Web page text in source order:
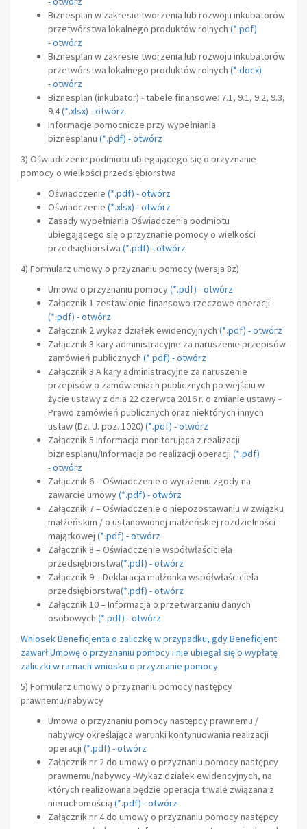
Biznesplan w zakresie tworzenia lub rozwoju inkubatorów
przetwórstwa lokalnego produktów rolnych (*.pdf)
-otwórz
Biznesplan w zakresie tworzenia lub rozwoju inkubatorów
przetwórstwa lokalnego produktów rolnych (*.docx)
-otwórz
Biznesplan (inkubator) - tabele finansowe: 7.1, 9.1, 9.2, 9.3,
9.4(*.xlsx) -otwórz
Informacje pomocnicze przy wypełniania
biznesplanu (*.pdf) -otwórz
3) Oświadczenie podmiotu ubiegającego się o przyznanie
pomocy o wielkości przedsiębiorstwa
Oświadczenie (*.pdf) -otwórz
Oświadczenie (*.xlsx) -otwórz
Zasady wypełniania Oświadczenia podmiotu
ubiegającego się o przyznanie pomocy o wielkości
przedsiębiorstwa (*.pdf) -otwórz
4) Formularz umowy o przyznaniu pomocy(wersja 8z)
Umowa o przyznaniu pomocy(*.pdf) -otwórz
Załącznik 1 zestawienie finansowo-rzeczowe operacji
(*.pdf) -otwórz
Załącznik 2 wykaz działek ewidencyjnych (*.pdf) -otwórz
Załącznik 3 kary administracyjne za naruszenie przepisów
zamówień publicznych (*.pdf) -otwórz
Załącznik 3 A kary administracyjne za naruszenie
przepisów o zamówieniach publicznych po wejściu w
życie ustawy z dnia 22 czerwca 2016 r. o zmianie ustawy -
Prawo zamówień publicznych oraz niektórych innych
ustaw (Dz. U. poz. 1020) (*.pdf) -otwórz
Załącznik 5 Informacja monitorująca z realizacji
biznesplanu/Informacja po realizacji operacji (*.pdf)
-otwórz
Załącznik 6 – Oświadczenie o wyrażeniu zgody na
zawarcie umowy(*.pdf) -otwórz
Załącznik 7 – Oświadczenie o niepozostawaniu w związku
małżeńskim / o ustanowionej małżeńskiej rozdzielności
majątkowej (*.pdf) -otwórz
Załącznik 8 – Oświadczenie współwłaściciela
przedsiębiorstwa(*.pdf) -otwórz
Załącznik 9 – Deklaracja małżonka współwłaściciela
przedsiębiorstwa(*.pdf) -otwórz
Załącznik 10 – Informacja o przetwarzaniu danych
osobowych (*.pdf) -otwórz
Wniosek Beneficjenta o zaliczkę w przypadku, gdy Beneficjent
zawarł Umowę o przyznaniu pomocy i nie ubiegał się o wypłatę
zaliczki w ramach wniosku o przyznanie pomocy.
5) Formularz umowy o przyznaniu pomocy następcy
prawnemu/nabywcy
Umowa o przyznaniu pomocy następcy prawnemu /
nabywcy określająca warunki kontynuowania realizacji
operacji (*.pdf) -otwórz
Załącznik nr 2 do umowy o przyznaniu pomocy następcy
prawnemu/nabywcy -Wykaz działek ewidencyjnych, na
których realizowana będzie operacja trwale związana z
nieruchomością (*.pdf) -otwórz
Załącznik nr 4 do umowy o przyznaniu pomocy następcy